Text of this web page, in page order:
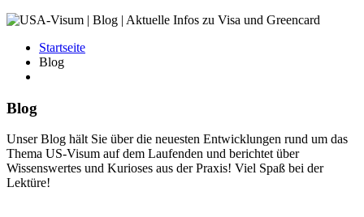
Startseite
Blog
Blog
Unser Blog hält Sie über die neuesten Entwicklungen rund um das
Thema US-Visum auf dem Laufenden und berichtet über
Wissenswertes und Kurioses aus der Praxis! Viel Spaß bei der
Lektüre!